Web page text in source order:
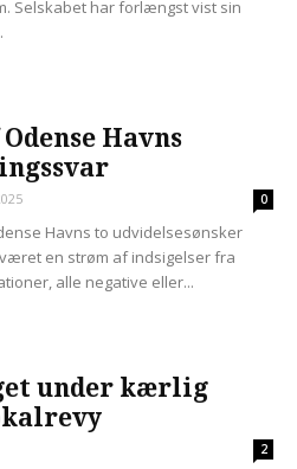
Selskabet har forlængst vist sin
Havns
0
Havns to udvidelsesønsker
en strøm af indsigelser fra
alle negative eller...
under kærlig
2